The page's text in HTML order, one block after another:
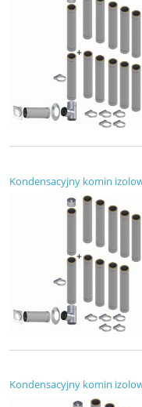
Kondensacyjny komin
Kondensacyjny komin